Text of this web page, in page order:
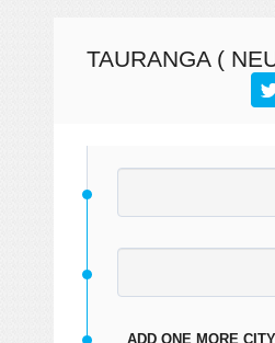
TAURANGA (
ADD ONE MORE CITY